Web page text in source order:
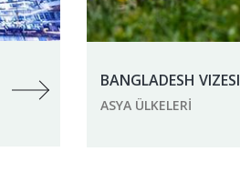
BANGLADESH VIZESI
ASYA ÜLKELERI